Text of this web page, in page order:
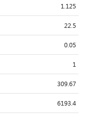
1.125
22.5
0.05
1
309.67
6193.4